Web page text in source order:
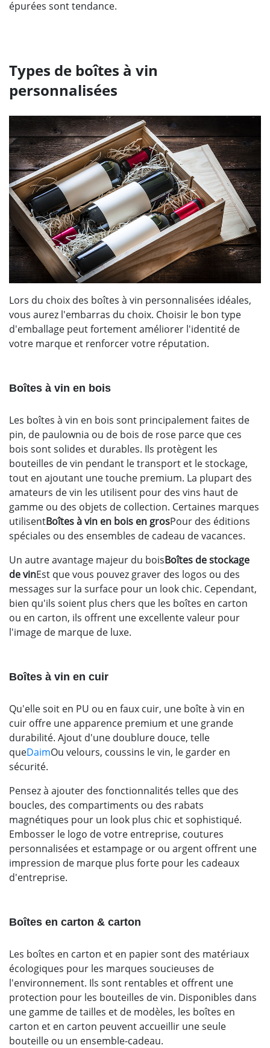
épurées sont tendance.
Types de boîtes à vin
personnalisées
Lors du choix des boîtes à vin personnalisées idéales,
vous aurez l'embarras du choix. Choisir le bon type
d'emballage peut fortement améliorer l'identité de
votre marque et renforcer votre réputation.
Boîtes à vin en bois
Les boîtes à vin en bois sont principalement faites de
pin, de paulownia ou de bois de rose parce que ces
bois sont solides et durables. Ils protègent les
bouteilles de vin pendant le transport et le stockage,
tout en ajoutant une touche premium. La plupart des
amateurs de vin les utilisent pour des vins haut de
gamme ou des objets de collection. Certaines marques
utilisentBoîtes à vin en bois en grosPour des éditions
spéciales ou des ensembles de cadeau de vacances.
Un autre avantage majeur du boisBoîtes de stockage
de vinEst que vous pouvez graver des logos ou des
messages sur la surface pour un look chic. Cependant,
bien qu'ils soient plus chers que les boîtes en carton
ou en carton, ils offrent une excellente valeur pour
l'image de marque de luxe.
Boîtes à vin en cuir
Qu'elle soit en PU ou en faux cuir, une boîte à vin en
cuir offre une apparence premium et une grande
durabilité. Ajout d'une doublure douce, telle
queDaimOu velours, coussins le vin, le garder en
sécurité.
Pensez à ajouter des fonctionnalités telles que des
boucles, des compartiments ou des rabats
magnétiques pour un look plus chic et sophistiqué.
Embosser le logo de votre entreprise, coutures
personnalisées et estampage or ou argent offrent une
impression de marque plus forte pour les cadeaux
d'entreprise.
Boîtes en carton & carton
Les boîtes en carton et en papier sont des matériaux
écologiques pour les marques soucieuses de
l'environnement. Ils sont rentables et offrent une
protection pour les bouteilles de vin. Disponibles dans
une gamme de tailles et de modèles, les boîtes en
carton et en carton peuvent accueillir une seule
bouteille ou un ensemble-cadeau.